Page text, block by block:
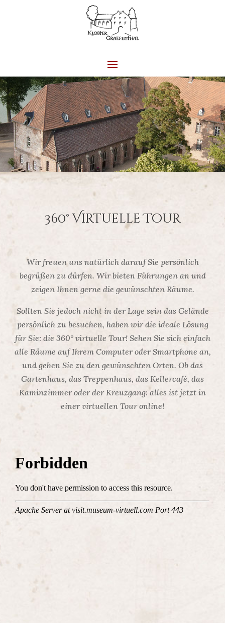
360° Virtuelle Tour
Wir freuen uns natürlich darauf Sie persönlich
begrüßen zu dürfen. Wir bieten Führungen an und
zeigen Ihnen gerne die gewünschten Räume.
Sollten Sie jedoch nicht in der Lage sein das Gelände
persönlich zu besuchen, haben wir die ideale Lösung
für Sie: die 360° virtuelle Tour! Sehen Sie sich einfach
alle Räume auf Ihrem Computer oder Smartphone an,
und gehen Sie zu den gewünschten Orten. Ob das
Gartenhaus, das Treppenhaus, das Kellercafé, das
Kaminzimmer oder der Kreuzgang: alles ist jetzt in
einer virtuellen Tour online!